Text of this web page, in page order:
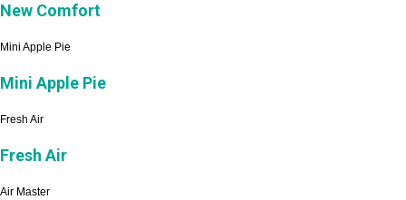
New Comfort
Mini Apple Pie
Mini Apple Pie
Fresh Air
Fresh Air
Air Master